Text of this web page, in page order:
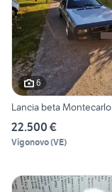
6
Lancia beta Montecarlo
22.500 €
Vigonovo(VE)